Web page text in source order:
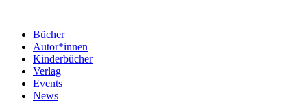
Bücher
Autor*innen
Kinderbücher
Verlag
Events
News